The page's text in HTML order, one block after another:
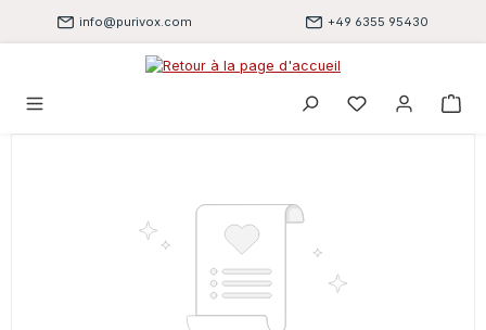
Passer au contenu principal
info@purivox.com +49 6355 95430
Vous avez 0